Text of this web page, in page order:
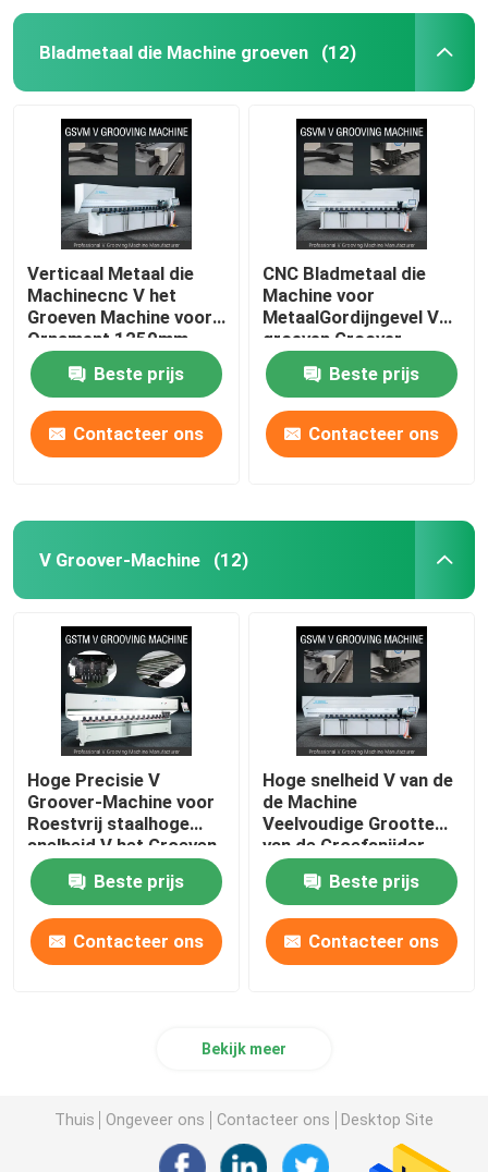
Bladmetaal die Machine groeven (12)
Verticaal Metaal die
Machinecnc V het
Groeven Machine voor
Ornament 1250mm
groeven
Beste prijs
Contacteer ons
CNC Bladmetaal die
Machine voor
MetaalGordijngevel V
groeven Groover-
Machine 1240
Beste prijs
Contacteer ons
V Groover-Machine (12)
Hoge Precisie V
Groover-Machine voor
Roestvrij staalhoge
snelheid V het Groeven
Machine
Beste prijs
Contacteer ons
Hoge snelheid V van de
de Machine
Veelvoudige Grootte
van de Groefsnijder
CNC V het Groeven
MachineBeste prijs
Contacteer ons
Bekijk meer
Thuis Ongeveer ons Contacteer ons Desktop Site